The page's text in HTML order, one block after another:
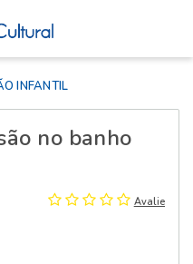
INFANTIL
no banho
Avalie